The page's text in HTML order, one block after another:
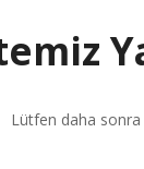
Lütfen daha sonra